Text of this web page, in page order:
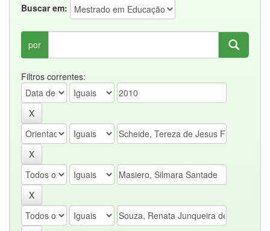
Buscar em:
por
Filtros correntes: